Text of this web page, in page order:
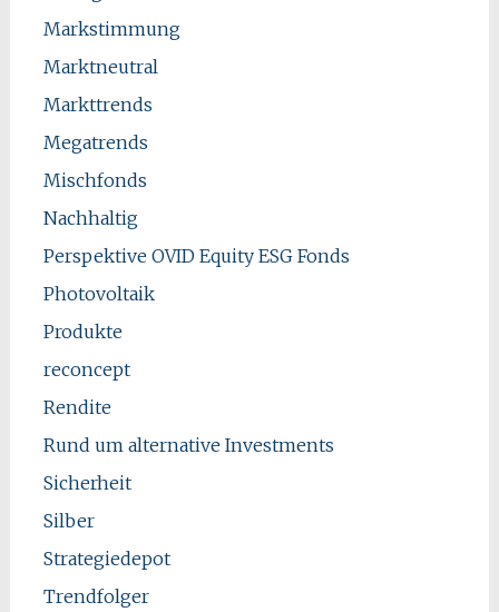
Markstimmung
Marktneutral
Markttrends
Megatrends
Mischfonds
Nachhaltig
Perspektive OVID Equity ESG Fonds
Photovoltaik
Produkte
reconcept
Rendite
Rund um alternative Investments
Sicherheit
Silber
Strategiedepot
Trendfolger